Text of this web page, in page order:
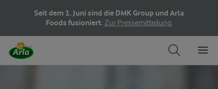
Seit dem 1. Juni sind die DMK Group und Arla
Foods fusioniert. Zur Pressemitteilung.